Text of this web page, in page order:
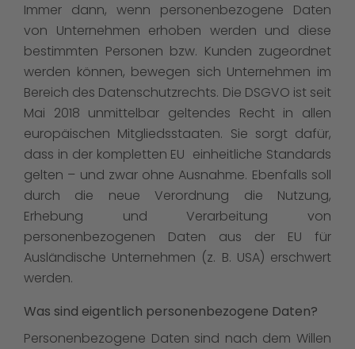
Immer dann, wenn personenbezogene Daten
von Unternehmen erhoben werden und diese
bestimmten Personen bzw. Kunden zugeordnet
werden können, bewegen sich Unternehmen im
Bereich des Datenschutzrechts. Die DSGVO ist seit
Mai 2018 unmittelbar geltendes Recht in allen
europäischen Mitgliedsstaaten. Sie sorgt dafür,
dass in der kompletten EU einheitliche Standards
gelten – und zwar ohne Ausnahme. Ebenfalls soll
durch die neue Verordnung die Nutzung,
Erhebung und Verarbeitung von
personenbezogenen Daten aus der EU für
Ausländische Unternehmen (z. B. USA) erschwert
werden.
Was sind eigentlich personenbezogene Daten?
Personenbezogene Daten sind nach dem Willen